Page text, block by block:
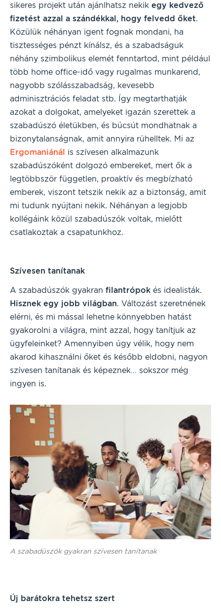
sikeres projekt után ajánlhatsz nekik egy kedvező
fizetést azzal a szándékkal, hogy felvedd őket.
Közülük néhányan igent fognak mondani, ha
tisztességes pénzt kínálsz, és a szabadságuk
néhány szimbolikus elemét fenntartod, mint például
több home office-idő vagy rugalmas munkarend,
nagyobb szólásszabadság, kevesebb
adminisztrációs feladat stb. Így megtarthatják
azokat a dolgokat, amelyeket igazán szerettek a
szabadúszó életükben, és búcsút mondhatnak a
bizonytalanságnak, amit annyira rühelltek. Mi az
Ergomaniánál is szívesen alkalmazunk
szabadúszóként dolgozó embereket, mert ők a
legtöbbször független, proaktív és megbízható
emberek, viszont tetszik nekik az a biztonság, amit
mi tudunk nyújtani nekik. Néhányan a legjobb
kollégáink közül szabadúszók voltak, mielőtt
csatlakoztak a csapatunkhoz.
Szívesen tanítanak
A szabadúszók gyakran filantrópok és idealisták.
Hisznek egy jobb világban. Változást szeretnének
elérni, és mi mással lehetne könnyebben hatást
gyakorolni a világra, mint azzal, hogy tanítjuk az
ügyfeleinket? Amennyiben úgy vélik, hogy nem
akarod kihasználni őket és később eldobni, nagyon
szívesen tanítanak és képeznek… sokszor még
ingyen is.
A szabadúszók gyakran szívesen tanítanak
Új barátokra tehetsz szert